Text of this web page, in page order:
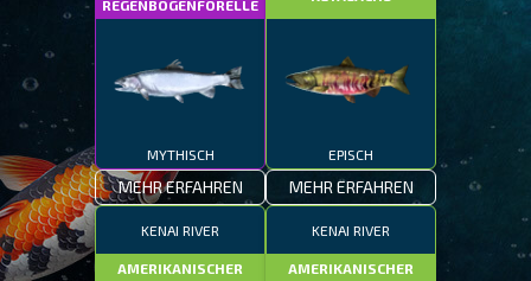
REGENBOGENFORELLE
MYTHISCH
MEHR ERFAHREN
EPISCH
MEHR ERFAHREN
KENAI RIVER
AMERIKANISCHER
KENAI RIVER
AMERIKANISCHER